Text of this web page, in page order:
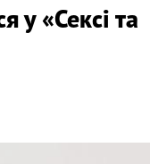
у «Сексі та